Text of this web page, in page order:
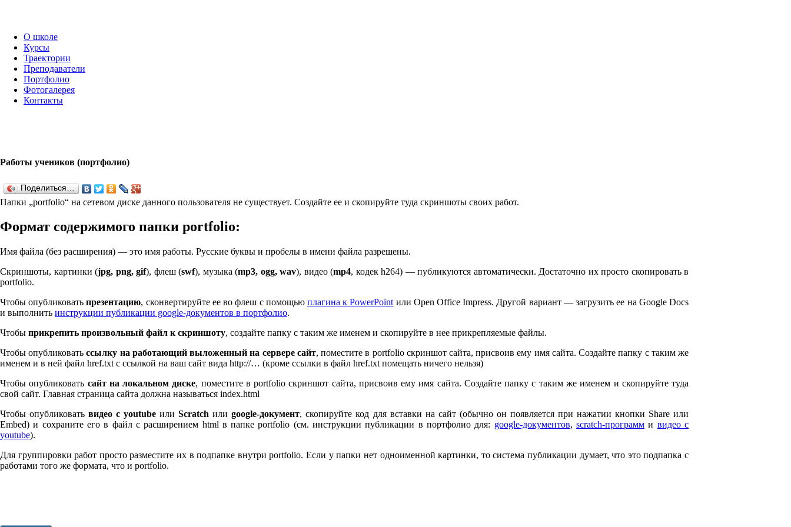
О школе
Курсы
Траектории
Преподаватели
Портфолио
Фотогалерея
Контакты
Работы учеников (портфолио)
Поделиться…
Папки „port­fo­lio“ на сетевом диске данного пользователя не существует. Создайте ее и скопируйте туда скриншоты своих работ.
Формат содержимого папки port­fo­lio:
Имя файла (без расширения) — это имя работы. Русские буквы и пробелы в имени файла разрешены.
Скриншоты, картинки (jpg, png, gif), флеш (swf), музыка (mp3, ogg, wav), видео (mp4, кодек h264) — публикуются автоматически. Достаточно их просто скопировать в
port­fo­lio.
Чтобы опубликоватьпрезентацию, сконвертируйте ее во флеш с помощью плагина к Pow­er­Point или Open Office Impress. Другой вариант — загрузить ее на Google Docs
и выполнить инструкции публикации google-документов в портфолио.
Чтобы прикрепить произвольный файл к скриншоту, создайте папку с таким же именем и скопируйте в нее прикрепляемые файлы.
Чтобы опубликоватьссылку на работающий выложенный на сервере сайт, поместите в port­fo­lio скриншот сайта, присвоив ему имя сайта. Создайте папку с таким же
именем и в ней файл href.txt с ссылкой на ваш сайт вида http://… (кроме ссылки в файл href.txt помещать ничего нельзя)
Чтобы опубликовать сайт на локальном диске, поместите в port­fo­lio скриншот сайта, присвоив ему имя сайта. Создайте папку с таким же именем и скопируйте туда
свой сайт. Главная страница сайта должна называться index.html
Чтобы опубликоватьвидео с youtube илиScratch илиgoogle-документ, скопируйте код для вставки на сайт (обычно он появляется при нажатии кнопки Share или
Embed) и сохраните его в файл с расширением html в папке port­fo­lio (см. инструкции публикации в портфолио для: google-документов,scratch-программ и видео с
youtube).
Для группировки работ просто разместите их в подпапке внутри port­fo­lio. Если у папки нет одноименной картинки, то система публикации думает, что это подпапка с
работами того же формата, что и port­fo­lio.